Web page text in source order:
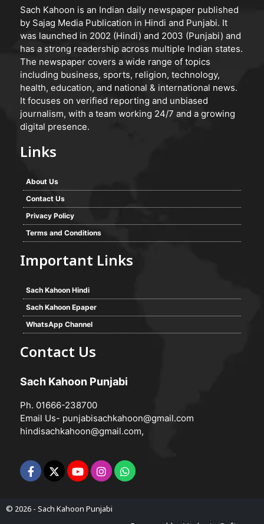
Sach Kahoon is an Indian daily newspaper published
by Sajag Media Publication in Hindi and Punjabi. It
was launched in 2002 (Hindi) and 2003 (Punjabi) and
has a strong readership across multiple Indian states.
The newspaper covers a wide range of topics
including business, sports, religion, technology,
health, education, and national & international news.
It focuses on verified reporting and unbiased
journalism, with a team working 24/7 and a growing
digital presence.
Links
About Us
Contact Us
Privacy Policy
Terms and Conditions
Important Links
Sach Kahoon Hindi
Sach Kahoon Epaper
WhatsApp Channel
Contact Us
Sach Kahoon Punjabi
Ph. 01666-238700
Email Us- punjabisachkahoon@gmail.com
hindisachkahoon@gmail.com,
© 2026 - Sach Kahoon Punjabi